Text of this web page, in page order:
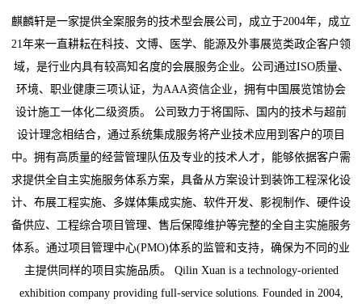
麒麟轩是一家提供全案服务的技术型会展公司，成立于2004年，成立
21年来一直耕耘在科技、文博、医学、能源及外事展览类政企客户领
域，是行业内具有较高知名度的会展服务企业。公司通过ISO质量、
环境、职业健康三项认证，为AAA资信企业，拥有中国展览馆协会
设计施工一体化二级资质。 公司致力于将国际、国内的技术与超前
设计理念相结合，通过系统集成服务将产业技术应用到客户的项目
中。拥有高质量的经营管理队伍及专业的技术人才，能够依据客户需
求提供全自主实施服务体系方案，具备从方案设计到装饰工程深化设
计、布展工程实施、多媒体集成实施、软件开发、影视制作、硬件设
备供应、工程综合项目管理、售后保障维护等完整的全自主实施服务
体系。通过项目管理中心(PMO)体系的监管和支持，确保为不同的业
主提供同样的项目实施品质。 Qilin Xuan is a technology-oriented
exhibition company providing full-service solutions. Founded in 2004,